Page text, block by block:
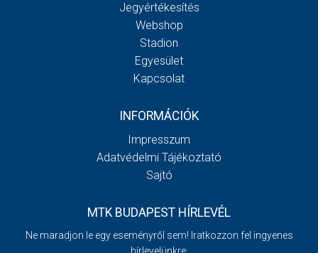
Jegyértékesítés
Webshop
Stadion
Egyesület
Kapcsolat
INFORMÁCIÓK
Impresszum
Adatvédelmi Tájékoztató
Sajtó
MTK BUDAPEST HÍRLEVÉL
Ne maradjon le egy eseményről sem! Iratkozzon fel ingyenes